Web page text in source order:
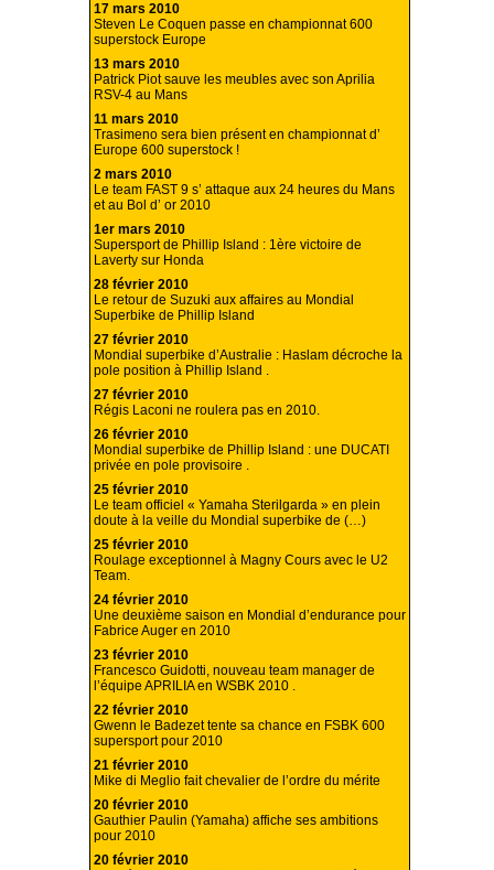
17 mars 2010
Steven Le Coquen passe en championnat 600
superstock Europe
13 mars 2010
Patrick Piot sauve les meubles avec son Aprilia
RSV-4 au Mans
11 mars 2010
Trasimeno sera bien présent en championnat d’
Europe 600 superstock !
2 mars 2010
Le team FAST 9 s’ attaque aux 24 heures du Mans
et au Bol d’ or 2010
1er mars 2010
Supersport de Phillip Island : 1ère victoire de
Laverty sur Honda
28 février 2010
Le retour de Suzuki aux affaires au Mondial
Superbike de Phillip Island
27 février 2010
Mondial superbike d’Australie : Haslam décroche la
pole position à Phillip Island .
27 février 2010
Régis Laconi ne roulera pas en 2010.
26 février 2010
Mondial superbike de Phillip Island : une DUCATI
privée en pole provisoire .
25 février 2010
Le team officiel « Yamaha Sterilgarda » en plein
doute à la veille du Mondial superbike de (…)
25 février 2010
Roulage exceptionnel à Magny Cours avec le U2
Team.
24 février 2010
Une deuxième saison en Mondial d’endurance pour
Fabrice Auger en 2010
23 février 2010
Francesco Guidotti, nouveau team manager de
l’équipe APRILIA en WSBK 2010 .
22 février 2010
Gwenn le Badezet tente sa chance en FSBK 600
supersport pour 2010
21 février 2010
Mike di Meglio fait chevalier de l’ordre du mérite
20 février 2010
Gauthier Paulin (Yamaha) affiche ses ambitions
pour 2010
20 février 2010